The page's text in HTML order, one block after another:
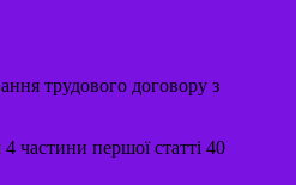
трудового договору з
частини першої статті 40